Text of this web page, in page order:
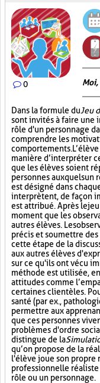
0
Dans la formule duJeu
sont invités à faire une
rôle d'un personnage
comprendre les
comportements.
manière d’interpréter
que les élèves soient
personnes auxquels
est désigné dans
interprètent, de façon
est attribué. Après le
moment que les
autres élèves. Les
précis et soumettre
cette étape de la
aux autres élèves
sur ce qu'ils ont vécu
méthode est utilisée,
attitudes comme
certaines clientèles.
santé (par ex.,
permettre aux
que ces personnes
problèmes d'ordre
distingue de la
qu’on propose de la
l'élève joue son propre
professionnelle réaliste
rôle ou un personnage.